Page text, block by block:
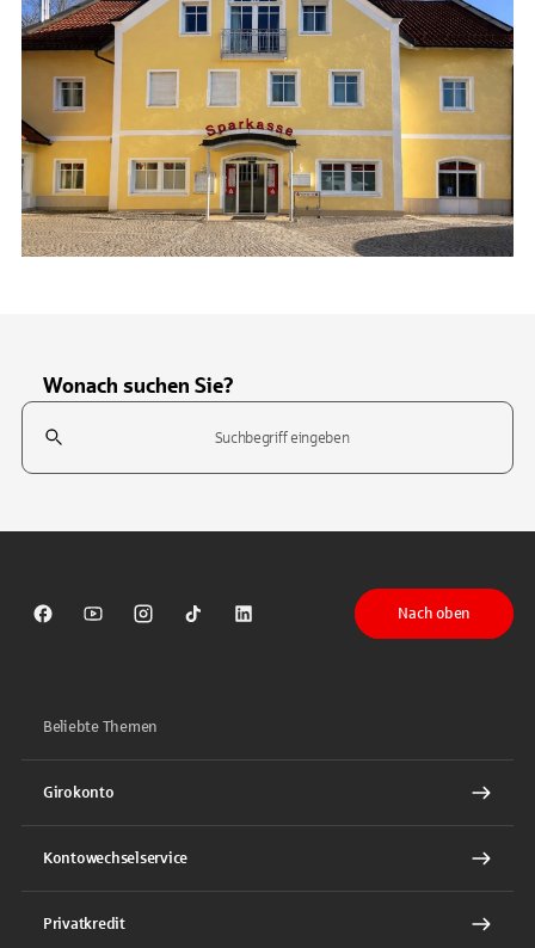
Wonach suchen Sie?
Suchfeld
Sparkasse auf Facebook
Sparkasse auf Youtube
Sparkasse auf Instagram
Sparkasse auf TikTok
Sparkasse auf LinkedIn
Nach oben
Beliebte Themen
Girokonto
Kontowechselservice
Privatkredit